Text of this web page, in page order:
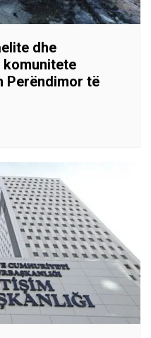
dhe
komunitete
Perëndimor të